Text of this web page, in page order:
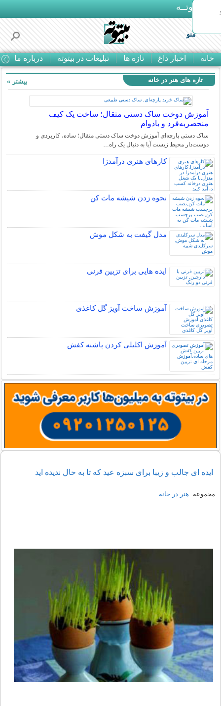
بـیتوتــه
منو
خانه اخبار داغ تازه ها تبلیغات در بیتوته درباره ما
تازه های هنر در خانه
آموزش دوخت ساک دستی متقال؛ ساخت یک کیف
منحصربه‌فرد و بادوام
ساک دستی پارچه‌ای آموزش دوخت ساک دستی متقال؛ ساده، کاربردی و
دوست‌دار محیط زیست آیا به دنبال یک راه…
کارهای هنری درآمدزا
نحوه زدن شیشه مات کن
مدل گیفت به شکل موش
ایده هایی برای تزیین فرنی
آموزش ساخت آویز گل کاغذی
آموزش اکلیلی کردن پاشنه کفش
بیشتر »
ایده ای جالب و زیبا برای سبزه عید که تا به حال ندیده اید
مجموعه: هنر در خانه